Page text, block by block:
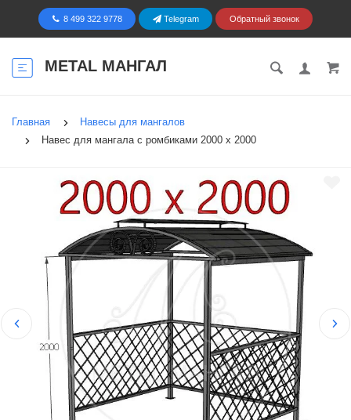
8 499 322 9778 Telegram Обратный звонок
METAL МАНГАЛ
Главная
Навесы для мангалов
Навес для мангала с ромбиками 2000 х 2000